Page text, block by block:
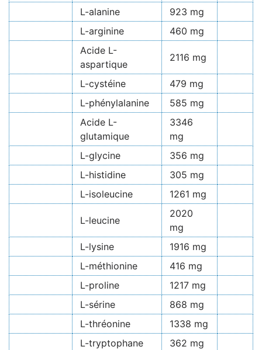
L-alanine
923 mg
L-arginine
460 mg
Acide L-
aspartique
2116 mg
L-cystéine
479 mg
L-phénylalanine
585 mg
Acide L-
glutamique
3346
mg
L-glycine
356 mg
L-histidine
305 mg
L-isoleucine
1261 mg
L-leucine
2020
mg
L-lysine
1916 mg
L-méthionine
416 mg
L-proline
1217 mg
L-sérine
868 mg
L-thréonine
1338 mg
L-tryptophane
362 mg